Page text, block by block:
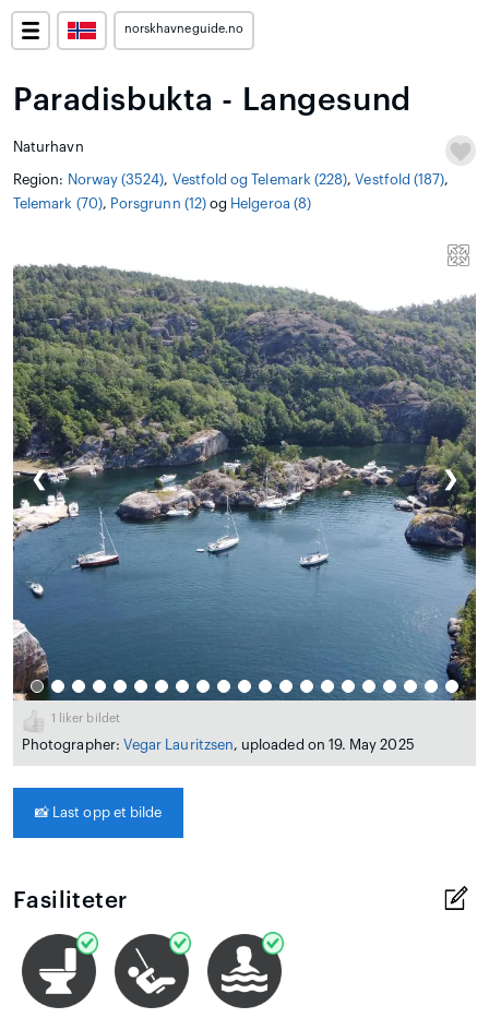
norskhavneguide.no
Paradisbukta - Langesund
Naturhavn
Region: Norway (3524), Vestfold og Telemark (228),Vestfold (187),
Telemark (70), Porsgrunn (12)og Helgeroa (8)
❮ ❯
1 liker bildet
Photographer: Vegar Lauritzsen, uploaded on 19. May 2025
📸 Last opp et bilde
Fasiliteter